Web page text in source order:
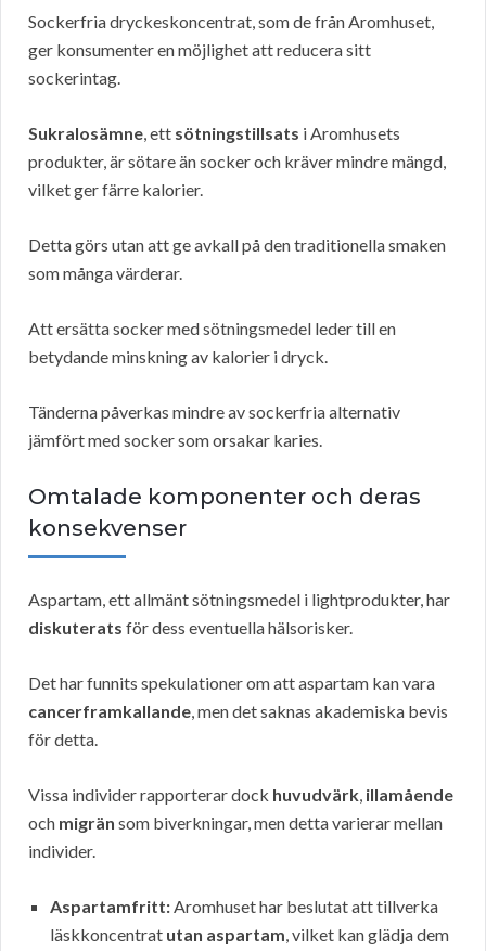
Sockerfria dryckeskoncentrat, som de från Aromhuset,
ger konsumenter en möjlighet att reducera sitt
sockerintag.
Sukralosämne, ett sötningstillsats i Aromhusets
produkter, är sötare än socker och kräver mindre mängd,
vilket ger färre kalorier.
Detta görs utan att ge avkall på den traditionella smaken
som många värderar.
Att ersätta socker med sötningsmedel leder till en
betydande minskning av kalorier i dryck.
Tänderna påverkas mindre av sockerfria alternativ
jämfört med socker som orsakar karies.
Omtalade komponenter och deras
konsekvenser
Aspartam, ett allmänt sötningsmedel i lightprodukter, har
diskuterats för dess eventuella hälsorisker.
Det har funnits spekulationer om att aspartam kan vara
cancerframkallande, men det saknas akademiska bevis
för detta.
Vissa individer rapporterar dock huvudvärk, illamående
och migrän som biverkningar, men detta varierar mellan
individer.
Aspartamfritt:Aromhuset har beslutat att tillverka
läskkoncentrat utan aspartam, vilket kan glädja dem